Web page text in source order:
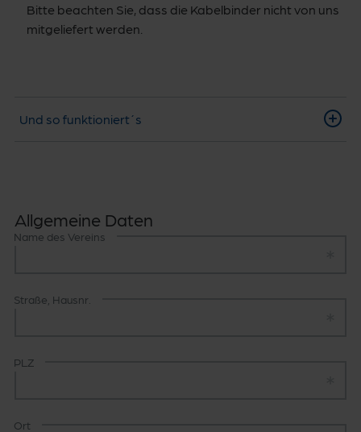
Bitte beachten Sie, dass die Kabelbinder nicht von uns
mitgeliefert werden.
Und so funktioniert´s
Allgemeine Daten
Name des Vereins
Straße, Hausnr.
PLZ
Ort